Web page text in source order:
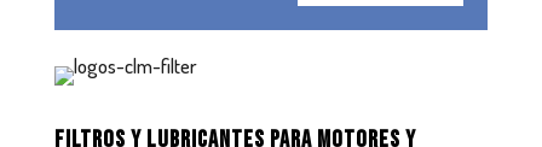
FILTROS Y LUBRICANTES PARA MOTORES Y